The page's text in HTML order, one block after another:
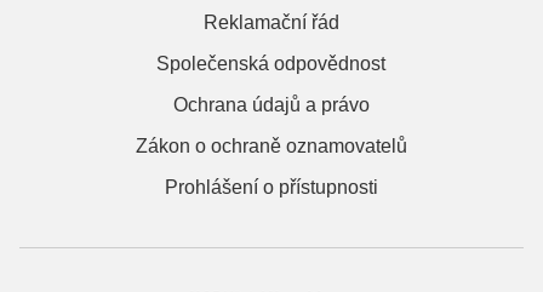
Reklamační řád
Společenská odpovědnost
Ochrana údajů a právo
Zákon o ochraně oznamovatelů
Prohlášení o přístupnosti